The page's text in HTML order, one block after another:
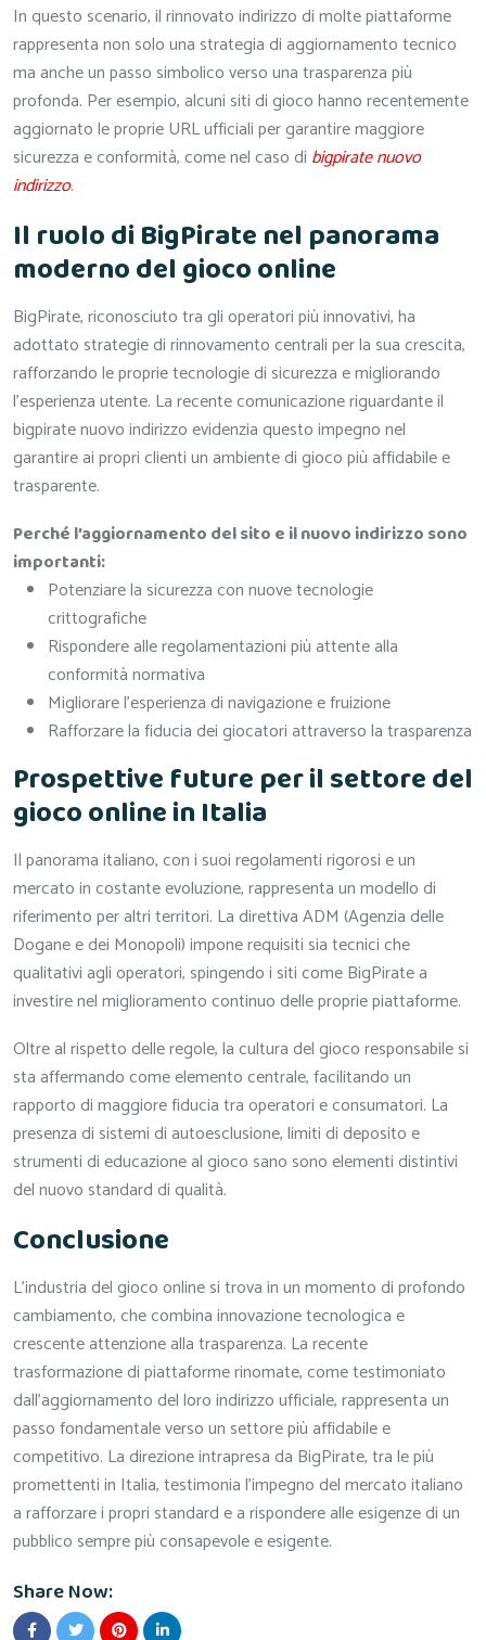
In questo scenario, il rinnovato indirizzo di molte piattaforme
rappresenta non solo una strategia di aggiornamento tecnico
ma anche un passo simbolico verso una trasparenza più
profonda. Per esempio, alcuni siti di gioco hanno recentemente
aggiornato le proprie URL ufficiali per garantire maggiore
sicurezza e conformità, come nel caso di bigpirate nuovo
indirizzo.
Il ruolo di BigPirate nel panorama
moderno del gioco online
BigPirate, riconosciuto tra gli operatori più innovativi, ha
adottato strategie di rinnovamento centrali per la sua crescita,
rafforzando le proprie tecnologie di sicurezza e migliorando
l’esperienza utente. La recente comunicazione riguardante il
bigpirate nuovo indirizzo evidenzia questo impegno nel
garantire ai propri clienti un ambiente di gioco più affidabile e
trasparente.
Perché l’aggiornamento del sito e il nuovo indirizzo sono
importanti:
Potenziare la sicurezza con nuove tecnologie
crittografiche
Rispondere alle regolamentazioni più attente alla
conformità normativa
Migliorare l’esperienza di navigazione e fruizione
Rafforzare la fiducia dei giocatori attraverso la trasparenza
Prospettive future per il settore del
gioco online in Italia
Il panorama italiano, con i suoi regolamenti rigorosi e un
mercato in costante evoluzione, rappresenta un modello di
riferimento per altri territori. La direttiva ADM (Agenzia delle
Dogane e dei Monopoli) impone requisiti sia tecnici che
qualitativi agli operatori, spingendo i siti come BigPirate a
investire nel miglioramento continuo delle proprie piattaforme.
Oltre al rispetto delle regole, la cultura del gioco responsabile si
sta affermando come elemento centrale, facilitando un
rapporto di maggiore fiducia tra operatori e consumatori. La
presenza di sistemi di autoesclusione, limiti di deposito e
strumenti di educazione al gioco sano sono elementi distintivi
del nuovo standard di qualità.
Conclusione
L’industria del gioco online si trova in un momento di profondo
cambiamento, che combina innovazione tecnologica e
crescente attenzione alla trasparenza. La recente
trasformazione di piattaforme rinomate, come testimoniato
dall’aggiornamento del loro indirizzo ufficiale, rappresenta un
passo fondamentale verso un settore più affidabile e
competitivo. La direzione intrapresa da BigPirate, tra le più
promettenti in Italia, testimonia l’impegno del mercato italiano
a rafforzare i propri standard e a rispondere alle esigenze di un
pubblico sempre più consapevole e esigente.
Share Now: